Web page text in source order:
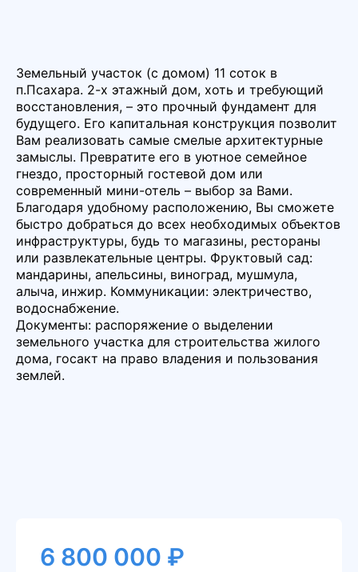
Земельный участок (с домом) 11 соток в
п.Псахара. 2-х этажный дом, хоть и требующий
восстановления, – это прочный фундамент для
будущего. Его капитальная конструкция позволит
Вам реализовать самые смелые архитектурные
замыслы. Превратите его в уютное семейное
гнездо, просторный гостевой дом или
современный мини-отель – выбор за Вами.
Благодаря удобному расположению, Вы сможете
быстро добраться до всех необходимых объектов
инфраструктуры, будь то магазины, рестораны
или развлекательные центры. Фруктовый сад:
мандарины, апельсины, виноград, мушмула,
алыча, инжир. Коммуникации: электричество,
водоснабжение.
Документы: распоряжение о выделении
земельного участка для строительства жилого
дома, госакт на право владения и пользования
землей.
6 800 000 ₽